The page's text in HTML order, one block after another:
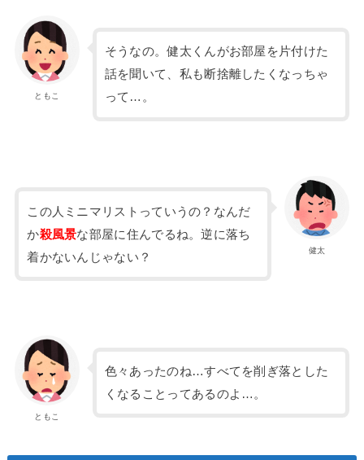
ともこ
そうなの。健太くんがお部屋を片付けた
話を聞いて、私も断捨離したくなっちゃ
って…。
健太
この人ミニマリストっていうの？なんだ
か殺風景な部屋に住んでるね。逆に落ち
着かないんじゃない？
ともこ
色々あったのね…すべてを削ぎ落とした
くなることってあるのよ…。